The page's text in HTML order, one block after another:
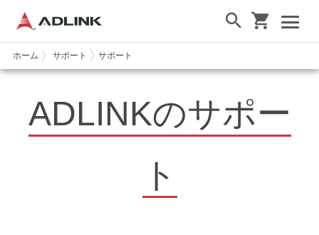
ホーム サポート サポート
ADLINKのサポー
ト